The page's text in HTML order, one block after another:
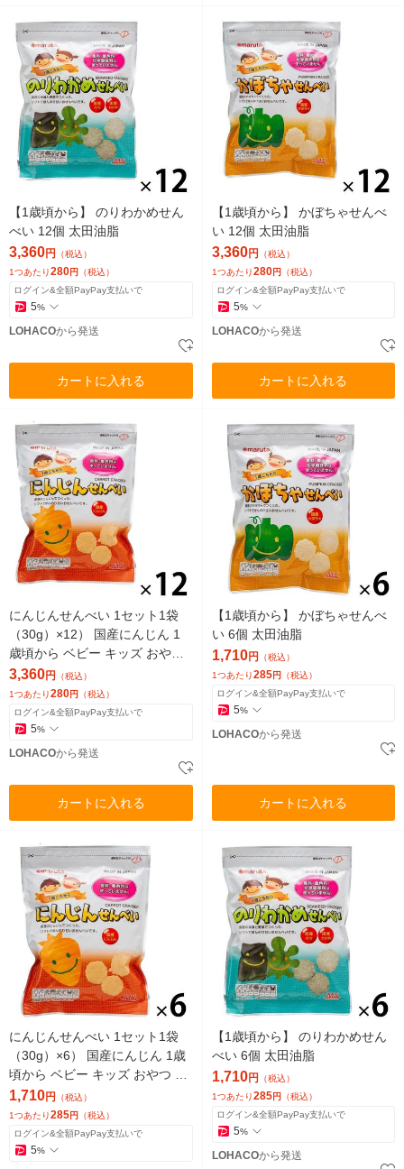
【1歳頃から】 のりわかめせん
べい 12個 太田油脂
3,360円
（税込）
1つあたり280円 （税込）
ログイン&全額PayPay支払いで
5%
LOHACOから発送
カートに入れる
【1歳頃から】 かぼちゃせんべ
い 12個 太田油脂
3,360円
（税込）
1つあたり280円 （税込）
ログイン&全額PayPay支払いで
5%
LOHACOから発送
カートに入れる
にんじんせんべい 1セット1袋
（30g）×12） 国産にんじん 1
歳頃から ベビー キッズ おやつ
太田油脂
3,360円 （税込）
1つあたり280円 （税込）
ログイン&全額PayPay支払いで
5%
LOHACOから発送
カートに入れる
【1歳頃から】 かぼちゃせんべ
い 6個 太田油脂
1,710円 （税込）
1つあたり285円 （税込）
ログイン&全額PayPay支払いで
5%
LOHACOから発送
カートに入れる
にんじんせんべい 1セット1袋
（30g）×6） 国産にんじん 1歳
頃から ベビー キッズ おやつ 太
田油脂
1,710円
（税込）
1つあたり285円 （税込）
ログイン&全額PayPay支払いで
5%
【1歳頃から】 のりわかめせん
べい 6個 太田油脂
1,710円
（税込）
1つあたり285円 （税込）
ログイン&全額PayPay支払いで
5%
LOHACOから発送